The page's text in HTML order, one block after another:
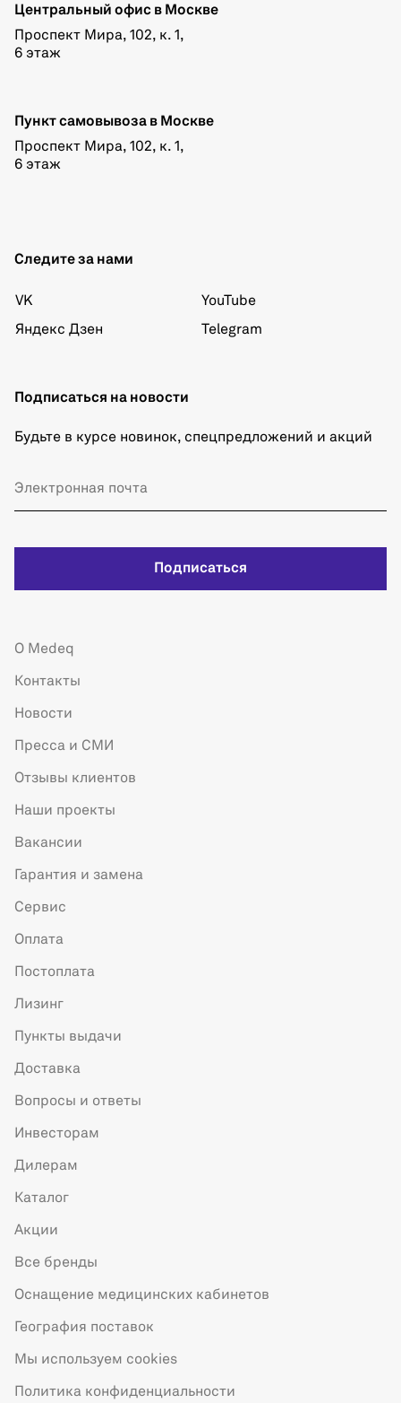
Центральный офис в Москве
Проспект Мира, 102, к. 1,
6 этаж
Пункт самовывоза в Москве
Проспект Мира, 102, к. 1,
6 этаж
Следите за нами
VK
Яндекс Дзен
YouTube
Telegram
Подписаться на новости
Будьте в курсе новинок, спецпредложений и акций
Подписаться
О Medeq
Контакты
Новости
Пресса и СМИ
Отзывы клиентов
Наши проекты
Вакансии
Гарантия и замена
Сервис
Оплата
Постоплата
Лизинг
Пункты выдачи
Доставка
Вопросы и ответы
Инвесторам
Дилерам
Каталог
Акции
Все бренды
Оснащение медицинских кабинетов
География поставок
Мы используем cookies
Политика конфиденциальности